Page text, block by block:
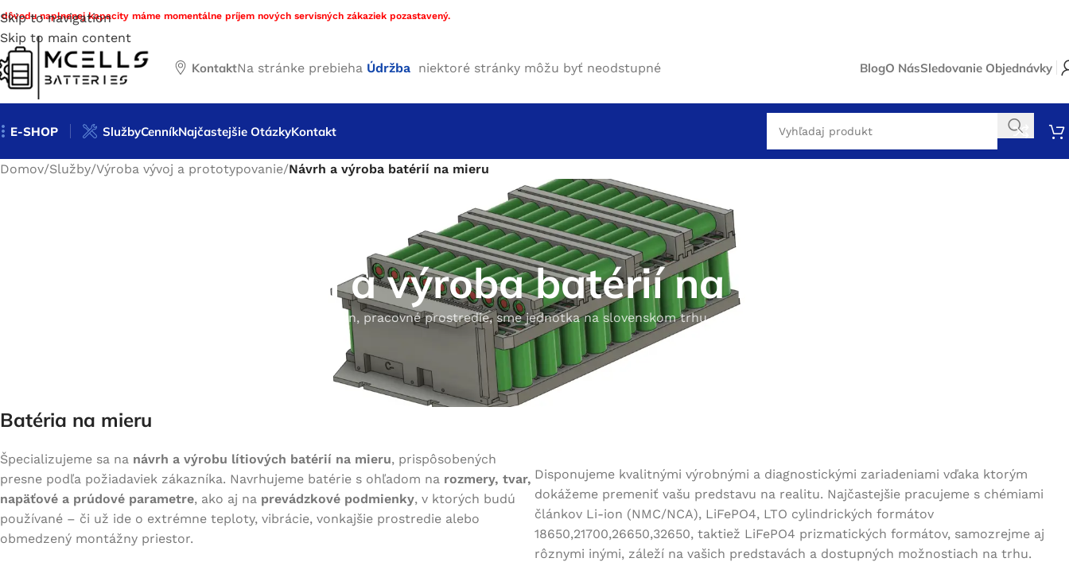
Skip to navigation
Skip to main content
naplnenej kapacity máme momentálne príjem nových servisných zákaziek pozastavený.
KontaktNa stránke prebieha Údržba niektoré stránky môžu byť neodstupné BlogO NásSledovanie Objednávky
E-SHOP SlužbyCenníkNajčastejšie OtázkyKontakt
Domov/Služby/Výroba vývoj a prototypovanie/Návrh a výroba batérií na mieru
Návrh a výroba batérií na mieru
Rozmer, dizajn, výkon, pracovné prostredie, sme jednotka na slovenskom trhu, v customizácii batérií
Batéria na mieru
Špecializujeme sa na návrh a výrobu lítiových batérií na mieru, prispôsobených
presne podľa požiadaviek zákazníka. Navrhujeme batérie s ohľadom na rozmery, tvar,
napäťové a prúdové parametre, ako aj na prevádzkové podmienky, v ktorých budú
používané – či už ide o extrémne teploty, vibrácie, vonkajšie prostredie alebo
obmedzený montážny priestor.
Disponujeme kvalitnými výrobnými a diagnostickými zariadeniami vďaka ktorým
dokážeme premeniť vašu predstavu na realitu. Najčastejšie pracujeme s chémiami
článkov Li-ion (NMC/NCA), LiFePO4, LTO cylindrických formátov
18650,21700,26650,32650, taktiež LiFePO4 prizmatických formátov, samozrejme aj
rôznymi inými, záleží na vašich predstavách a dostupných možnostiach na trhu.